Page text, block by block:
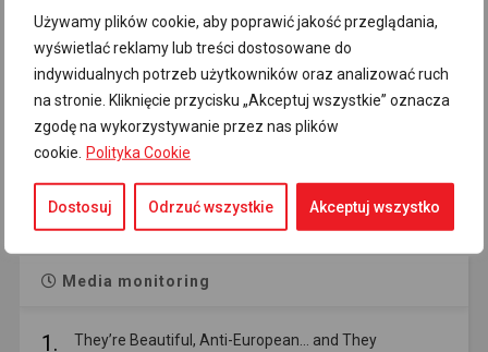
Używamy plików cookie, aby poprawić jakość przeglądania,
wyświetlać reklamy lub treści dostosowane do
indywidualnych potrzeb użytkowników oraz analizować ruch
na stronie. Kliknięcie przycisku „Akceptuj wszystkie” oznacza
zgodę na wykorzystywanie przez nas plików
cookie. Polityka Cookie
Dostosuj Odrzuć wszystkie Akceptuj wszystko
targeting the security of the Homeland and
its citizens. Foolishness, and even more so
political views, should not be treated as
mitigating circumstances.
Media monitoring
1. They’re Beautiful, Anti-European… and They